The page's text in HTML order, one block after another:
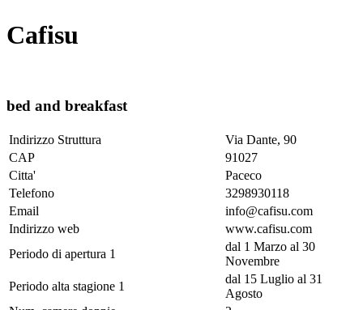
Cafisu
bed and breakfast
Indirizzo Struttura
Via Dante, 90
CAP
91027
Citta'
Paceco
Telefono
3298930118
Email
info@cafisu.com
Indirizzo web
www.cafisu.com
Periodo di apertura 1
dal 1 Marzo al 30
Novembre
Periodo alta stagione 1
dal 15 Luglio al 31
Agosto